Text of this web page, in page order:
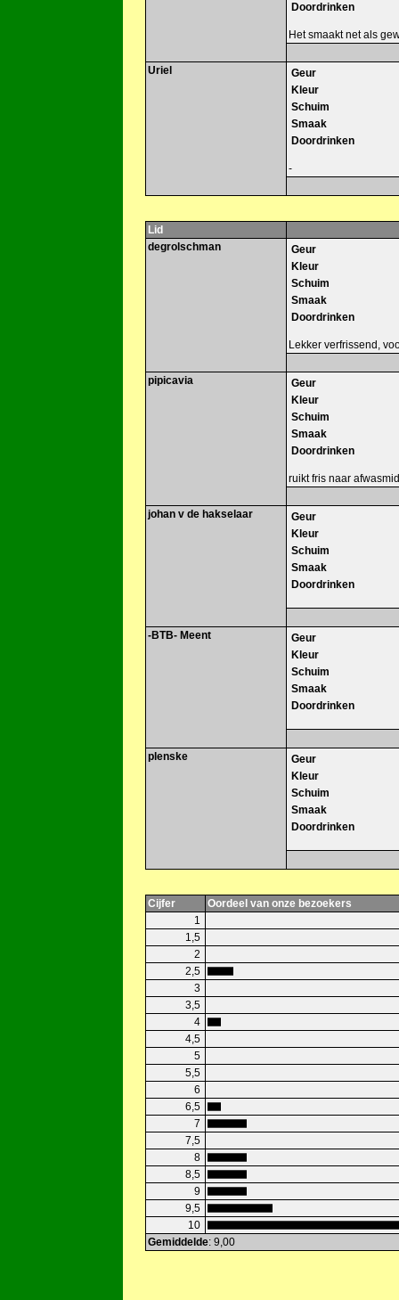
Doordrinken
Het smaakt net als
Uriel
Geur
Kleur
Schuim
Smaak
Doordrinken
-
Lid
degrolschman
Geur
Kleur
Schuim
Smaak
Doordrinken
Lekker verfrissend,
pipicavia
Geur
Kleur
Schuim
Smaak
Doordrinken
ruikt fris naar
johan v de hakselaar
Geur
Kleur
Schuim
Smaak
Doordrinken
-BTB- Meent
Geur
Kleur
Schuim
Smaak
Doordrinken
plenske
Geur
Kleur
Schuim
Smaak
Doordrinken
Cijfer
Oordeel van onze bezoekers
1
1,5
2
2,5
3
3,5
4
4,5
5
5,5
6
6,5
7
7,5
8
8,5
9
9,5
10
Gemiddelde: 9,00